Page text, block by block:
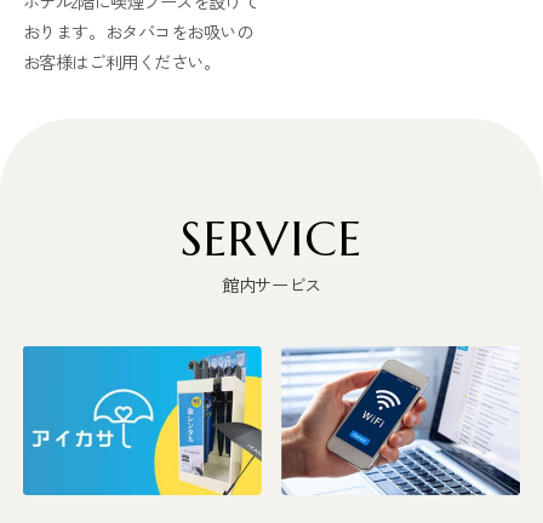
おります。おタバコをお吸いの
お客様はご利用ください。
SERVICE
館内サービス